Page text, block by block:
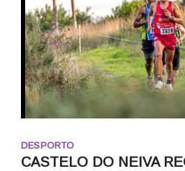
DESPORTO
CASTELO DO NEIVA